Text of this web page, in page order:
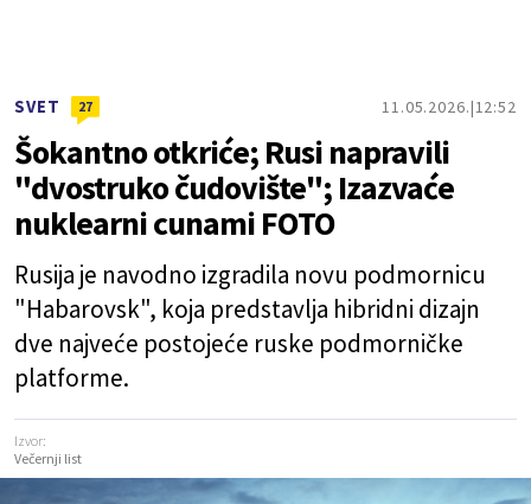
SVET 27 11.05.2026. 12:52
Šokantno otkriće; Rusi napravili
"dvostruko čudovište"; Izazvaće
nuklearni cunami FOTO
Rusija je navodno izgradila novu podmornicu
"Habarovsk", koja predstavlja hibridni dizajn
dve najveće postojeće ruske podmorničke
platforme.
Izvor:
Večernji list